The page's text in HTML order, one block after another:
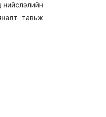
нийслэлийн
тавьж